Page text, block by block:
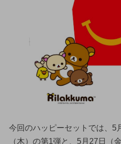
今回のハッピーセットでは、5
（木）の第1弾と、5月27日（